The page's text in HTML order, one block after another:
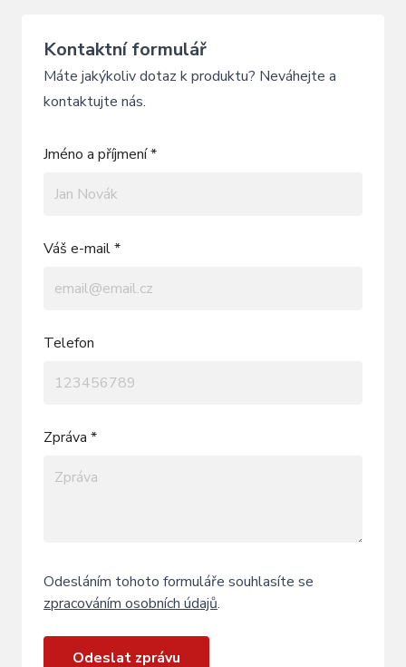
Kontaktní formulář
Máte jakýkoliv dotaz k produktu? Neváhejte a
kontaktujte nás.
Jméno a příjmení *
Váš e-mail *
Telefon
Zpráva *
Odesláním tohoto formuláře souhlasíte se
zpracováním osobních údajů.
Odeslat zprávu